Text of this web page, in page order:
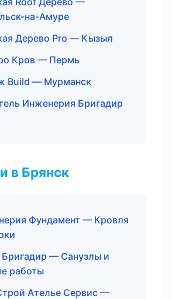
на-Амуре
Дерево Pro — Кызыл
Кров — Пермь
Build — Мурманск
Инженерия Бригадир
в Брянск
Фундамент — Кровля
— Санузлы и
работы
Ателье Сервис —